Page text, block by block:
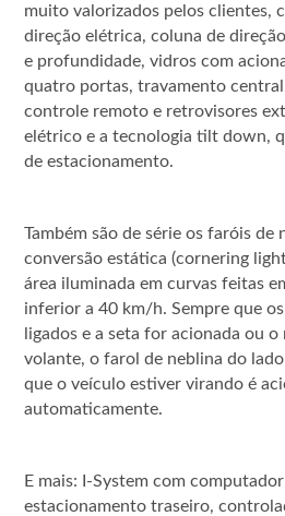
muito valorizados pelos clientes,
direção elétrica, coluna de
e profundidade, vidros com
quatro portas, travamento
controle remoto e retrovisores
elétrico e a tecnologia tilt down,
de estacionamento.
Também são de série os faróis de
conversão estática (cornering
área iluminada em curvas feitas
inferior a 40 km/h. Sempre que
ligados e a seta for acionada ou
volante, o farol de neblina do
que o veículo estiver virando é
automaticamente.
E mais: I-System com
estacionamento traseiro,